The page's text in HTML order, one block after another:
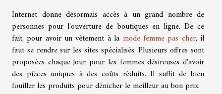
Internet donne désormais accès à un grand nombre de
personnes pour l'ouverture de boutiques en ligne. De ce
fait, pour avoir un vêtement à la mode femme pas cher, il
faut se rendre sur les sites spécialisés. Plusieurs offres sont
proposées chaque jour pour les femmes désireuses d'avoir
des pièces uniques à des coûts réduits. Il suffit de bien
fouiller les produits pour dénicher le meilleur au bon prix.